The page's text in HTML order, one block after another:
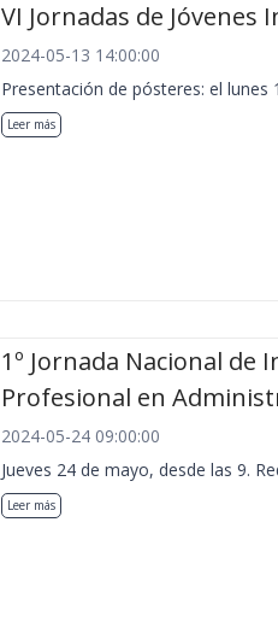
VI Jornadas de Jóvenes
2024-05-13 14:00:00
Presentación de pósteres: el lunes
Leer más
1º Jornada Nacional de
Profesional en
2024-05-24 09:00:00
Jueves 24 de mayo, desde las 9.
Leer más